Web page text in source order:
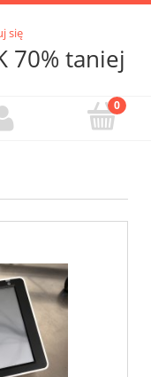
się
70% taniej